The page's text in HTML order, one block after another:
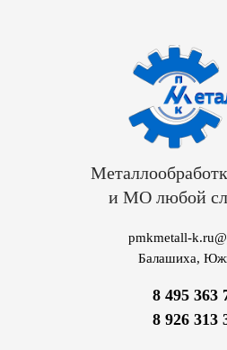
и МО любой
pmkmetall-
Балашиха,
8 495 363
8 926 313